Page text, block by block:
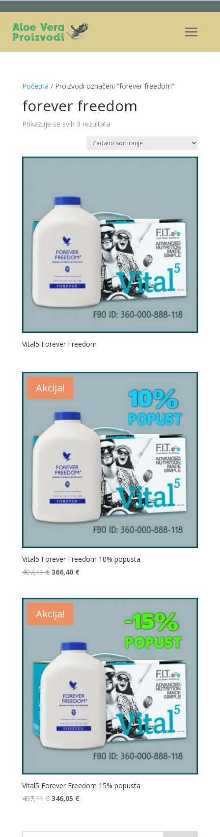
Početna / Proizvodi označeni “forever freedom”
forever freedom
Prikazuje se svih 3 rezultata
Vital5 Forever Freedom
Akcija!
Vital5 Forever Freedom 10% popusta
407,11€ Izvorna
je:
407,11 €.
366,40 €Trenutna
Akcija!
Vital5 Forever Freedom 15% popusta
407,11€ Izvorna
je:
346,05 €Trenutna
346,05 €.